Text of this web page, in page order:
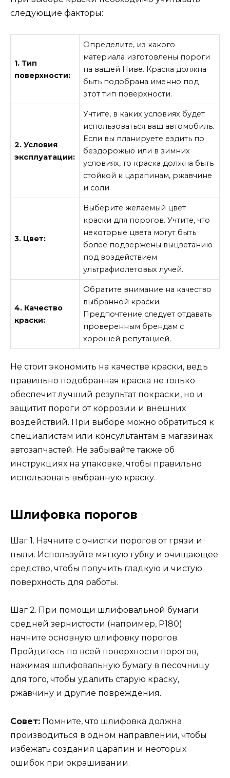
следующие факторы:
1. Тип
поверхности:
Определите, из какого
материала изготовлены пороги
на вашей Ниве. Краска должна
быть подобрана именно под
этот тип поверхности.
2. Условия
эксплуатации:
Учтите, в каких условиях будет
использоваться ваш автомобиль.
Если вы планируете ездить по
бездорожью или в зимних
условиях, то краска должна быть
стойкой к царапинам, ржавчине
и соли.
3. Цвет:
Выберите желаемый цвет
краски для порогов. Учтите, что
некоторые цвета могут быть
более подвержены выцветанию
под воздействием
ультрафиолетовых лучей.
4. Качество
краски:
Обратите внимание на качество
выбранной краски.
Предпочтение следует отдавать
проверенным брендам с
хорошей репутацией.
Не стоит экономить на качестве краски, ведь
правильно подобранная краска не только
обеспечит лучший результат покраски, но и
защитит пороги от коррозии и внешних
воздействий. При выборе можно обратиться к
специалистам или консультантам в магазинах
автозапчастей. Не забывайте также об
инструкциях на упаковке, чтобы правильно
использовать выбранную краску.
Шлифовка порогов
Шаг 1. Начните с очистки порогов от грязи и
пыли. Используйте мягкую губку и очищающее
средство, чтобы получить гладкую и чистую
поверхность для работы.
Шаг 2. При помощи шлифовальной бумаги
средней зернистости (например, P180)
начните основную шлифовку порогов.
Пройдитесь по всей поверхности порогов,
нажимая шлифовальную бумагу в песочницу
для того, чтобы удалить старую краску,
ржавчину и другие повреждения.
Совет: Помните, что шлифовка должна
производиться в одном направлении, чтобы
избежать создания царапин и неоторых
ошибок при окрашивании.